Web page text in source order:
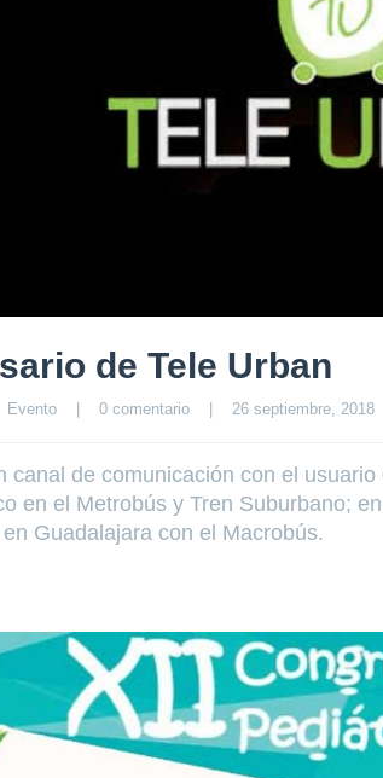
de Tele Urban
Evento 0 comentario 26 septiembre,
canal de comunicación con el
en el Metrobús y Tren Suburbano;
Guadalajara con el Macrobús.